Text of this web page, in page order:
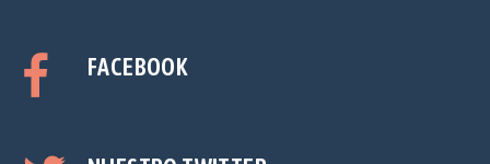
FACEBOOK